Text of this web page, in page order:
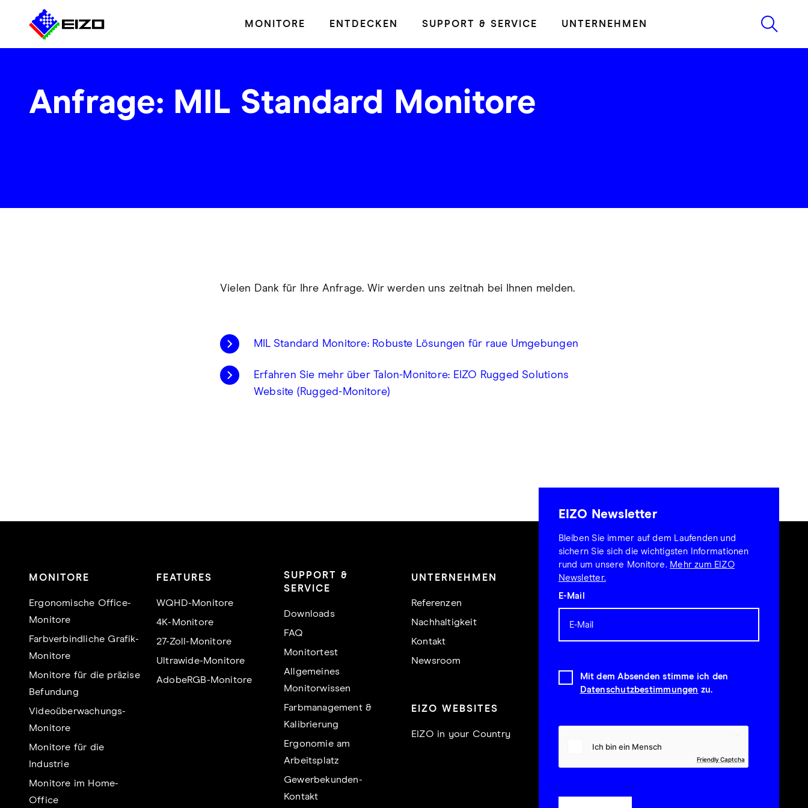
MONITORE ENTDECKEN SUPPORT & SERVICE UNTERNEHMEN
Anfrage: MIL Standard Monitore
Vielen Dank für Ihre Anfrage. Wir werden uns zeitnah bei Ihnen melden.
MIL Standard Monitore: Robuste Lösungen für raue Umgebungen
Erfahren Sie mehr über Talon-Monitore: EIZO Rugged Solutions
Website (Rugged-Monitore)
EIZO Newsletter
Bleiben Sie immer auf dem Laufenden und
sichern Sie sich die wichtigsten Informationen
rund um unsere Monitore. Mehr zum EIZO
Newsletter.
E-Mail
Mit dem Absenden stimme ich den
Datenschutzbestimmungen zu.
Friendly Captcha
MONITORE
Ergonomische Office-
Monitore
Farbverbindliche Grafik-
Monitore
Monitore für die präzise
Befundung
Videoüberwachungs-
Monitore
Monitore für die
Industrie
Monitore im Home-
Office
FEATURES
WQHD-Monitore
4K-Monitore
27-Zoll-Monitore
Ultrawide-Monitore
AdobeRGB-Monitore
SUPPORT &
SERVICE
Downloads
FAQ
Monitortest
Allgemeines
Monitorwissen
Farbmanagement &
Kalibrierung
Ergonomie am
Arbeitsplatz
Gewerbekunden-
Kontakt
UNTERNEHMEN
Referenzen
Nachhaltigkeit
Kontakt
Newsroom
EIZO WEBSITES
EIZO in your Country